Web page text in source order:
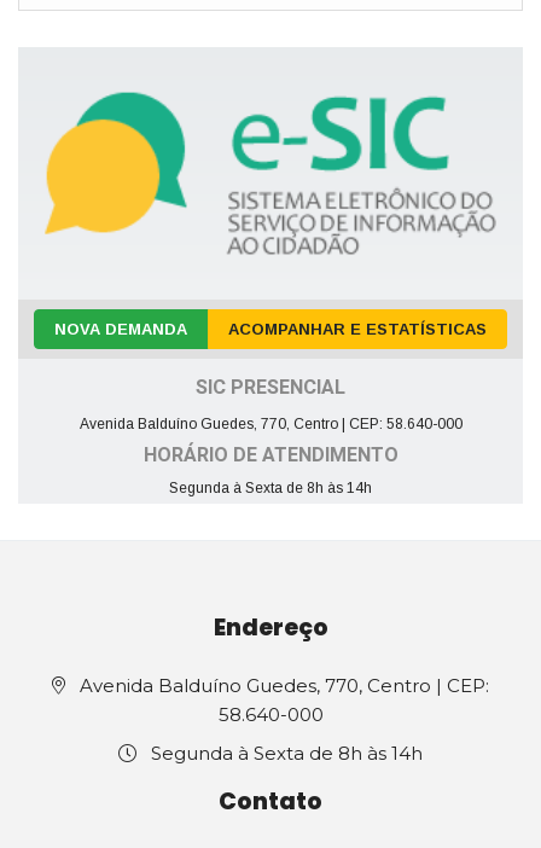
NOVA DEMANDA ACOMPANHAR E ESTATÍSTICAS
SIC PRESENCIAL
Avenida Balduíno Guedes, 770, Centro | CEP: 58.640-000
HORÁRIO DE ATENDIMENTO
Segunda à Sexta de 8h às 14h
Endereço
Avenida Balduíno Guedes, 770, Centro | CEP:
58.640-000
Segunda à Sexta de 8h às 14h
Contato